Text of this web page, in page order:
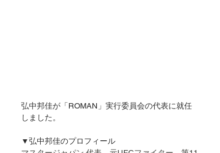
弘中邦佳が「ROMAN」実行委員会の代表に就任
しました。
▼弘中邦佳のプロフィール